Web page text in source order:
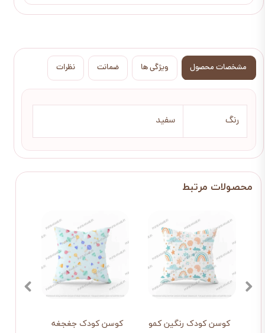
مشخصات محصول ویژگی ها ضمانت نظرات
رنگ سفید
کوسن کودک جغجغه کوسن کودک رنگین کمون